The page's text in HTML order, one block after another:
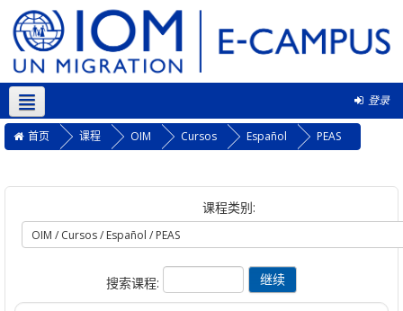
登录
简体中文 ‎(zh_cn)‎
首页 课程 OIM Cursos Español PEAS
课程类别:
搜索课程: